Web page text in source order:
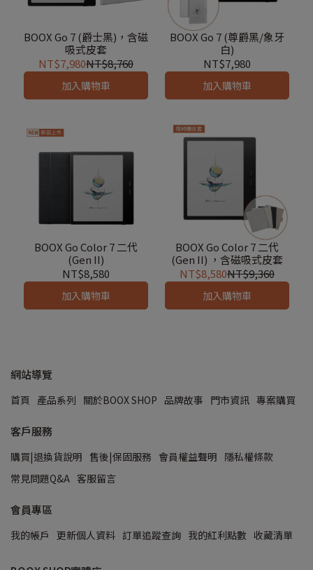
BOOX Go 7 (爵士黑)，含磁
吸式皮套
NT$7,980NT$8,760
加入購物車
BOOX Go 7 (尊爵黑/象牙
白)
NT$7,980
加入購物車
BOOX Go Color 7 二代
(Gen II)
NT$8,580
加入購物車
BOOX Go Color 7 二代
(Gen II) ，含磁吸式皮套
NT$8,580NT$9,360
加入購物車
網站導覽
首頁 產品系列 關於BOOX SHOP 品牌故事 門市資訊 專案購買
客戶服務
購買|退換貨說明 售後|保固服務 會員權益聲明 隱私權條款
常見問題Q&A 客服留言
會員專區
我的帳戶 更新個人資料 訂單追蹤查詢 我的紅利點數 收藏清單